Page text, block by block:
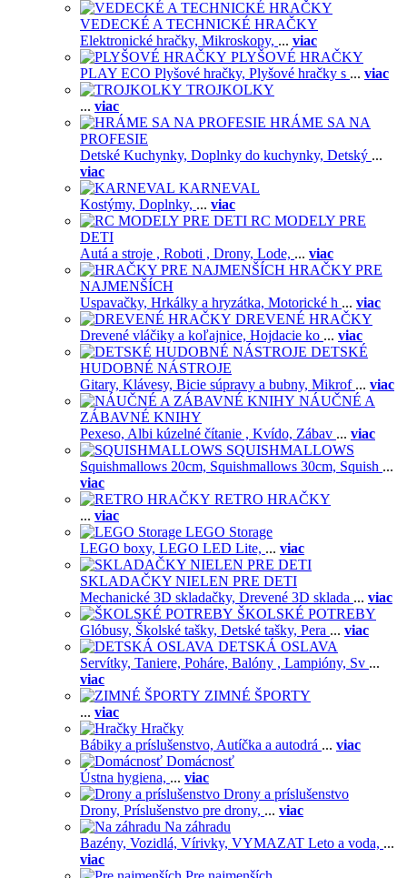
VEDECKÉ A TECHNICKÉ HRAČKY
Elektronické hračky, Mikroskopy, ... viac
PLYŠOVÉ HRAČKY
PLAY ECO Plyšové hračky, Plyšové hračky s ... viac
TROJKOLKY
... viac
HRÁME SA NA
PROFESIE
Detské Kuchynky, Doplnky do kuchynky, Detský ...
viac
KARNEVAL
Kostýmy, Doplnky, ... viac
RC MODELY PRE
DETI
Autá a stroje , Roboti , Drony, Lode, ... viac
HRAČKY PRE
NAJMENŠÍCH
Uspavačky, Hrkálky a hryzátka, Motorické h ... viac
DREVENÉ HRAČKY
Drevené vláčiky a koľajnice, Hojdacie ko ... viac
DETSKÉ
HUDOBNÉ NÁSTROJE
Gitary, Klávesy, Bicie súpravy a bubny, Mikrof ... viac
NÁUČNÉ A
ZÁBAVNÉ KNIHY
Pexeso, Albi kúzelné čítanie , Kvído, Zábav ... viac
SQUISHMALLOWS
Squishmallows 20cm, Squishmallows 30cm, Squish ...
viac
RETRO HRAČKY
... viac
LEGO Storage
LEGO boxy, LEGO LED Lite, ... viac
SKLADAČKY NIELEN PRE DETI
Mechanické 3D skladačky, Drevené 3D sklada ... viac
ŠKOLSKÉ POTREBY
Glóbusy, Školské tašky, Detské tašky, Pera ... viac
DETSKÁ OSLAVA
Servítky, Taniere, Poháre, Balóny , Lampióny, Sv ...
viac
ZIMNÉ ŠPORTY
... viac
Hračky
Bábiky a príslušenstvo, Autíčka a autodrá ... viac
Domácnosť
Ústna hygiena, ... viac
Drony a príslušenstvo
Drony, Príslušenstvo pre drony, ... viac
Na záhradu
Bazény, Vozidlá, Vírivky, VYMAZAT Leto a voda, ...
viac